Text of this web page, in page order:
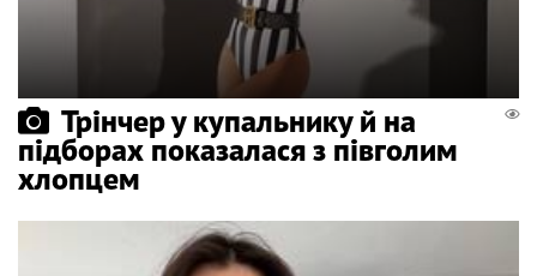
Трінчер у купальнику й на
підборах показалася з півголим
хлопцем